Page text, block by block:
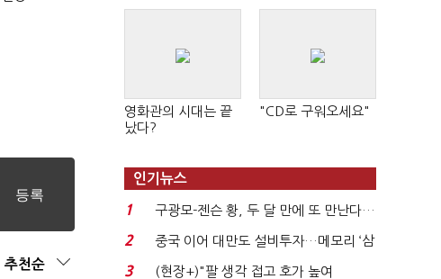
추천순
영화관의 시대는 끝
났다?
"CD로 구워오세요"
인기뉴스
1
구광모-젠슨 황, 두 달 만에 또 만난다…
로봇·AI 등 논...
2
중국 이어 대만도 설비투자…메모리 ‘삼
국전쟁’
3
(현장+)"팔 생각 접고 호가 높여